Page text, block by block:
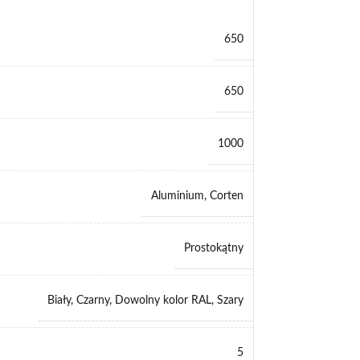
650
650
1000
Aluminium, Corten
Prostokątny
Biały, Czarny, Dowolny kolor RAL, Szary
5